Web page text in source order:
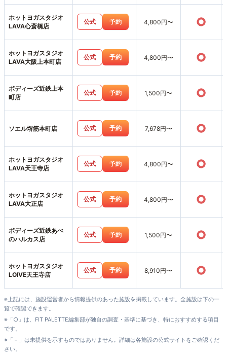
ホットヨガスタジオ
LAVA心斎橋店
公式 予約 4,800円〜 ○
ホットヨガスタジオ
LAVA大阪上本町店
公式 予約 4,800円〜 ○
ボディーズ近鉄上本
町店
公式 予約 1,500円〜 ○
ソエル堺筋本町店 公式 予約 7,678円〜 ○
ホットヨガスタジオ
LAVA天王寺店
公式 予約 4,800円〜 ○
ホットヨガスタジオ
LAVA大正店
公式 予約 4,800円〜 ○
ボディーズ近鉄あべ
のハルカス店
公式 予約 1,500円〜 ○
ホットヨガスタジオ
LOIVE天王寺店
公式 予約 8,910円〜 ○
※上記には、施設運営者から情報提供のあった施設を掲載しています。全施設は下の一
覧で確認できます。
※「○」は、FIT PALETTE編集部が独自の調査・基準に基づき、特におすすめする項目
です。
※「－」は未提供を示すものではありません。詳細は各施設の公式サイトをご確認くだ
さい。